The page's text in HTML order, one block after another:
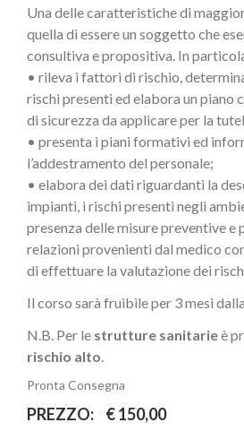
Una delle caratteristiche di
quella di essere un soggetto che
consultiva e propositiva. In
• rileva i fattori di rischio,
rischi presenti ed elabora un piano
di sicurezza da applicare per la
• presenta i piani formativi ed
l’addestramento del personale;
• elabora dei dati riguardanti la
impianti, i rischi presenti negli
presenza delle misure preventive e
relazioni provenienti dal medico
di effettuare la valutazione dei
Il corso sarà fruibile per 3 mesi
N.B. Per le strutture sanitarieè
rischio alto.
Pronta Consegna
PREZZO: € 150,00